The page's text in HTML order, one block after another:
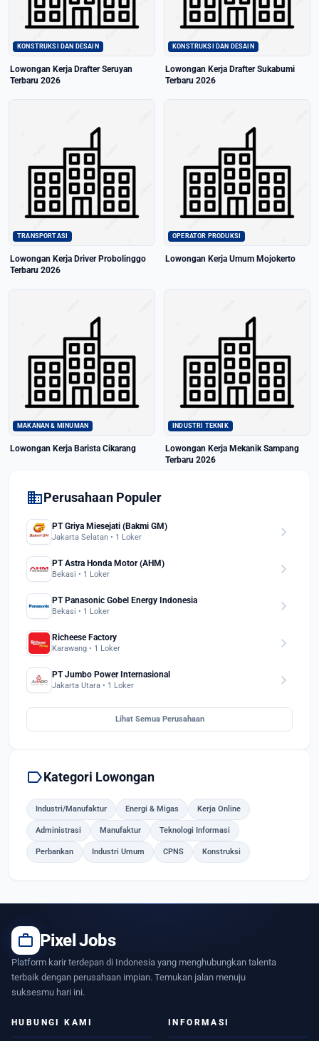
KONSTRUKSI DAN DESAIN
Lowongan Kerja Drafter Seruyan
Terbaru 2026
KONSTRUKSI DAN DESAIN
Lowongan Kerja Drafter Sukabumi
Terbaru 2026
TRANSPORTASI
Lowongan Kerja Driver Probolinggo
Terbaru 2026
OPERATOR PRODUKSI
Lowongan Kerja Umum Mojokerto
MAKANAN & MINUMAN
Lowongan Kerja Barista Cikarang
INDUSTRI TEKNIK
Lowongan Kerja Mekanik Sampang
Terbaru 2026
domainPerusahaan Populer
PT Griya Miesejati (Bakmi GM)
Jakarta Selatan • 1 Loker chevron_right
PT Astra Honda Motor (AHM)
Bekasi • 1 Loker chevron_right
PT Panasonic Gobel Energy Indonesia
Bekasi • 1 Loker chevron_right
Richeese Factory
Karawang • 1 Loker chevron_right
PT Jumbo Power Internasional
Jakarta Utara • 1 Loker chevron_right
Lihat Semua Perusahaan
labelKategori Lowongan
Industri/Manufaktur Energi & Migas Kerja Online
Administrasi Manufaktur Teknologi Informasi
Perbankan Industri Umum CPNS Konstruksi
work Pixel Jobs
Platform karir terdepan di Indonesia yang menghubungkan talenta
terbaik dengan perusahaan impian. Temukan jalan menuju
suksesmu hari ini.
HUBUNGI KAMI INFORMASI